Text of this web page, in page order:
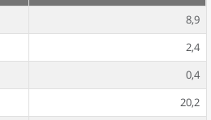
8,9
2,4
0,4
20,2